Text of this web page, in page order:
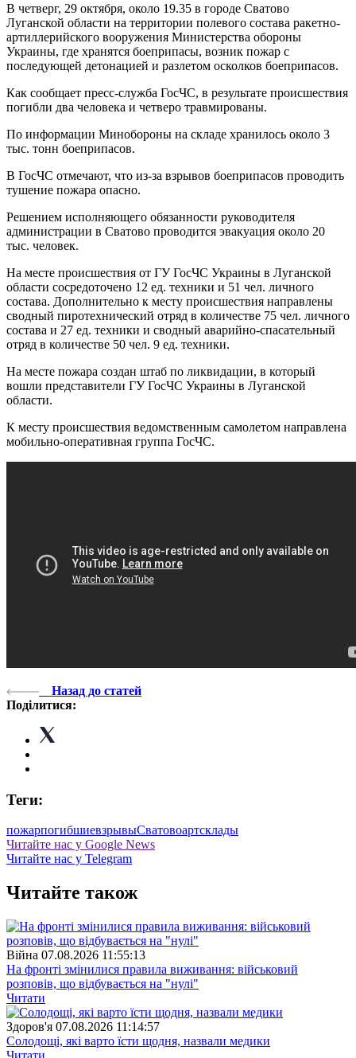
В четверг, 29 октября, около 19.35 в городе Сватово
Луганской области на территории полевого состава ракетно-
артиллерийского вооружения Министерства обороны
Украины, где хранятся боеприпасы, возник пожар с
последующей детонацией и разлетом осколков боеприпасов.
Как сообщает пресс-служба ГосЧС, в результате происшествия
погибли два человека и четверо травмированы.
По информации Минобороны на складе хранилось около 3
тыс. тонн боеприпасов.
В ГосЧС отмечают, что из-за взрывов боеприпасов проводить
тушение пожара опасно.
Решением исполняющего обязанности руководителя
администрации в Сватово проводится эвакуация около 20
тыс. человек.
На месте происшествия от ГУ ГосЧС Украины в Луганской
области сосредоточено 12 ед. техники и 51 чел. личного
состава. Дополнительно к месту происшествия направлены
сводный пиротехнический отряд в количестве 75 чел. личного
состава и 27 ед. техники и сводный аварийно-спасательный
отряд в количестве 50 чел. 9 ед. техники.
На месте пожара создан штаб по ликвидации, в который
вошли представители ГУ ГосЧС Украины в Луганской
области.
К месту происшествия ведомственным самолетом направлена
мобильно-оперативная группа ГосЧС.
Назад до статей
Поділитися:
Теги:
пожарпогибшиевзрывыСватовоартсклады
Читайте нас у Google News
Читайте нас у Telegram
Читайте також
Війна 07.08.2026 11:55:13
На фронті змінилися правила виживання: військовий
розповів, що відбувається на "нулі"
Читати
Здоров'я 07.08.2026 11:14:57
Солодощі, які варто їсти щодня, назвали медики
Читати